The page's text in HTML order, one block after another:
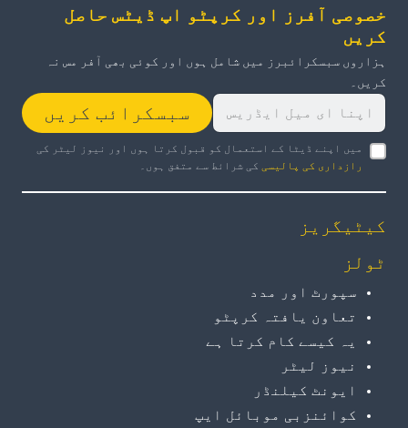
خصوصی آفرز اور کرپٹو اپ ڈیٹس حاصل
کریں
ہزاروں سبسکرائبرز میں شامل ہوں اور کوئی بھی آفر مس نہ
کریں۔
سبسکرائب کریں
میں اپنے ڈیٹا کے استعمال کو قبول کرتا ہوں اور نیوز لیٹر کی
رازداری کی پالیسی
کی شرائط سے متفق ہوں۔
کیٹیگریز
ٹولز
سپورٹ اور مدد
تعاون یافتہ کرپٹو
یہ کیسے کام کرتا ہے
نیوز لیٹر
ایونٹ کیلنڈر
کوائنزبی موبائل ایپ